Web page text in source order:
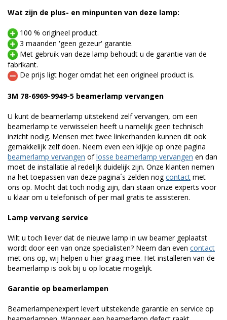
Wat zijn de plus- en minpunten van deze lamp:
100 % origineel product.
3 maanden 'geen gezeur' garantie.
Met gebruik van deze lamp behoudt u de garantie van de
fabrikant.
De prijs ligt hoger omdat het een origineel product is.
3M 78-6969-9949-5 beamerlamp vervangen
U kunt de beamerlamp uitstekend zelf vervangen, om een
beamerlamp te verwisselen heeft u namelijk geen technisch
inzicht nodig. Mensen met twee linkerhanden kunnen dit ook
gemakkelijk zelf doen. Neem even een kijkje op onze pagina
beamerlamp vervangen oflosse beamerlamp vervangen en dan
moet de installatie al redelijk duidelijk zijn. Onze klanten nemen
na het toepassen van deze pagina´s zelden nogcontact met
ons op. Mocht dat toch nodig zijn, dan staan onze experts voor
u klaar om u telefonisch of per mail gratis te assisteren.
Lamp vervang service
Wilt u toch liever dat de nieuwe lamp in uw beamer geplaatst
wordt door een van onze specialisten? Neem dan even contact
met ons op, wij helpen u hier graag mee. Het installeren van de
beamerlamp is ook bij u op locatie mogelijk.
Garantie op beamerlampen
Beamerlampenexpert levert uitstekende garantie en service op